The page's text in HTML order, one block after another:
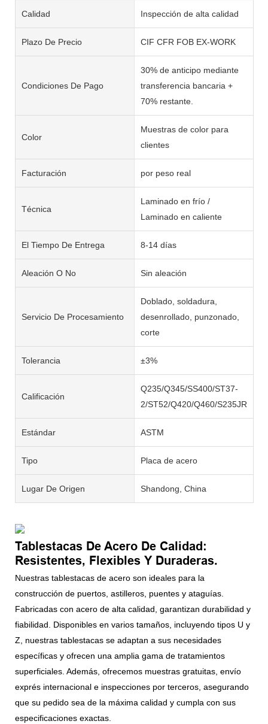
Calidad Inspección de alta calidad
Plazo De Precio CIF CFR FOB EX-WORK
Condiciones De Pago
30% de anticipo mediante
transferencia bancaria +
70% restante.
Color
Muestras de color para
clientes
Facturación por peso real
Técnica
Laminado en frío /
Laminado en caliente
El Tiempo De Entrega 8-14 días
Aleación O No Sin aleación
Servicio De Procesamiento
Doblado, soldadura,
desenrollado, punzonado,
corte
Tolerancia ±3%
Calificación
Q235/Q345/SS400/ST37-
2/ST52/Q420/Q460/S235JR
Estándar ASTM
Tipo Placa de acero
Lugar De Origen Shandong, China
Tablestacas De Acero De Calidad:
Resistentes, Flexibles Y Duraderas.
Nuestras tablestacas de acero son ideales para la
construcción de puertos, astilleros, puentes y ataguías.
Fabricadas con acero de alta calidad, garantizan durabilidad y
fiabilidad. Disponibles en varios tamaños, incluyendo tipos U y
Z, nuestras tablestacas se adaptan a sus necesidades
específicas y ofrecen una amplia gama de tratamientos
superficiales. Además, ofrecemos muestras gratuitas, envío
exprés internacional e inspecciones por terceros, asegurando
que su pedido sea de la máxima calidad y cumpla con sus
especificaciones exactas.